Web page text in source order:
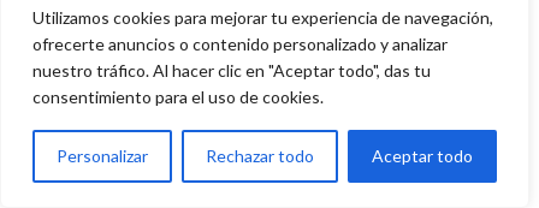
Utilizamos cookies para mejorar tu experiencia de navegación,
ofrecerte anuncios o contenido personalizado y analizar
nuestro tráfico. Al hacer clic en "Aceptar todo", das tu
consentimiento para el uso de cookies.
Personalizar Rechazar todo Aceptar todo
• S.C Ferrocaja
• S.C. Aeropuerto El Dorado
• S.C. El Pantano